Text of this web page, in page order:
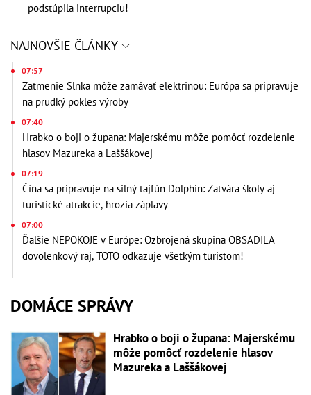
podstúpila interrupciu!
NAJNOVŠIE ČLÁNKY
07:57
Zatmenie Slnka môže zamávať elektrinou: Európa sa pripravuje
na prudký pokles výroby
07:40
Hrabko o boji o župana: Majerskému môže pomôcť rozdelenie
hlasov Mazureka a Laššákovej
07:19
Čína sa pripravuje na silný tajfún Dolphin: Zatvára školy aj
turistické atrakcie, hrozia záplavy
07:00
Ďalšie NEPOKOJE v Európe: Ozbrojená skupina OBSADILA
dovolenkový raj, TOTO odkazuje všetkým turistom!
DOMÁCE SPRÁVY
Hrabko o boji o župana: Majerskému
môže pomôcť rozdelenie hlasov
Mazureka a Laššákovej